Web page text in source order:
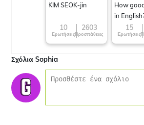
KIM SEOK-jin
10
Ερωτήσεις
2603
Προσπάθειες
How
in
15
Ερωτήσεις
Σχόλια Sophia